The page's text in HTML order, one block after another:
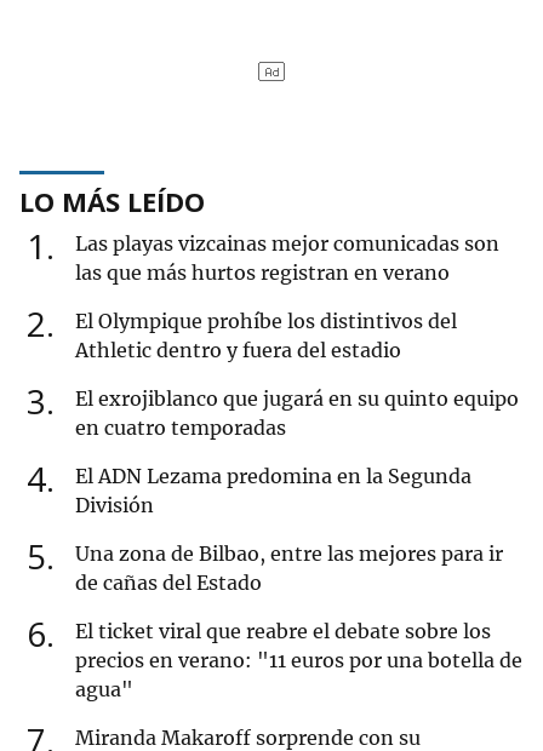
LO MÁS LEÍDO
1
Las playas vizcainas mejor comunicadas son
las que más hurtos registran en verano
2
El Olympique prohíbe los distintivos del
Athletic dentro y fuera del estadio
3
El exrojiblanco que jugará en su quinto equipo
en cuatro temporadas
4
El ADN Lezama predomina en la Segunda
División
5
Una zona de Bilbao, entre las mejores para ir
de cañas del Estado
6
El ticket viral que reabre el debate sobre los
precios en verano: "11 euros por una botella de
agua"
7
Miranda Makaroff sorprende con su